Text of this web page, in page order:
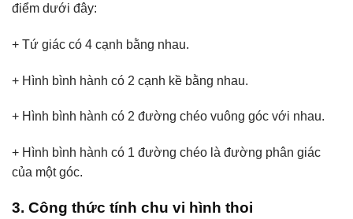
điểm dưới đây:
+ Tứ giác có 4 cạnh bằng nhau.
+ Hình bình hành có 2 cạnh kề bằng nhau.
+ Hình bình hành có 2 đường chéo vuông góc với nhau.
+ Hình bình hành có 1 đường chéo là đường phân giác
của một góc.
3. Công thức tính chu vi hình thoi